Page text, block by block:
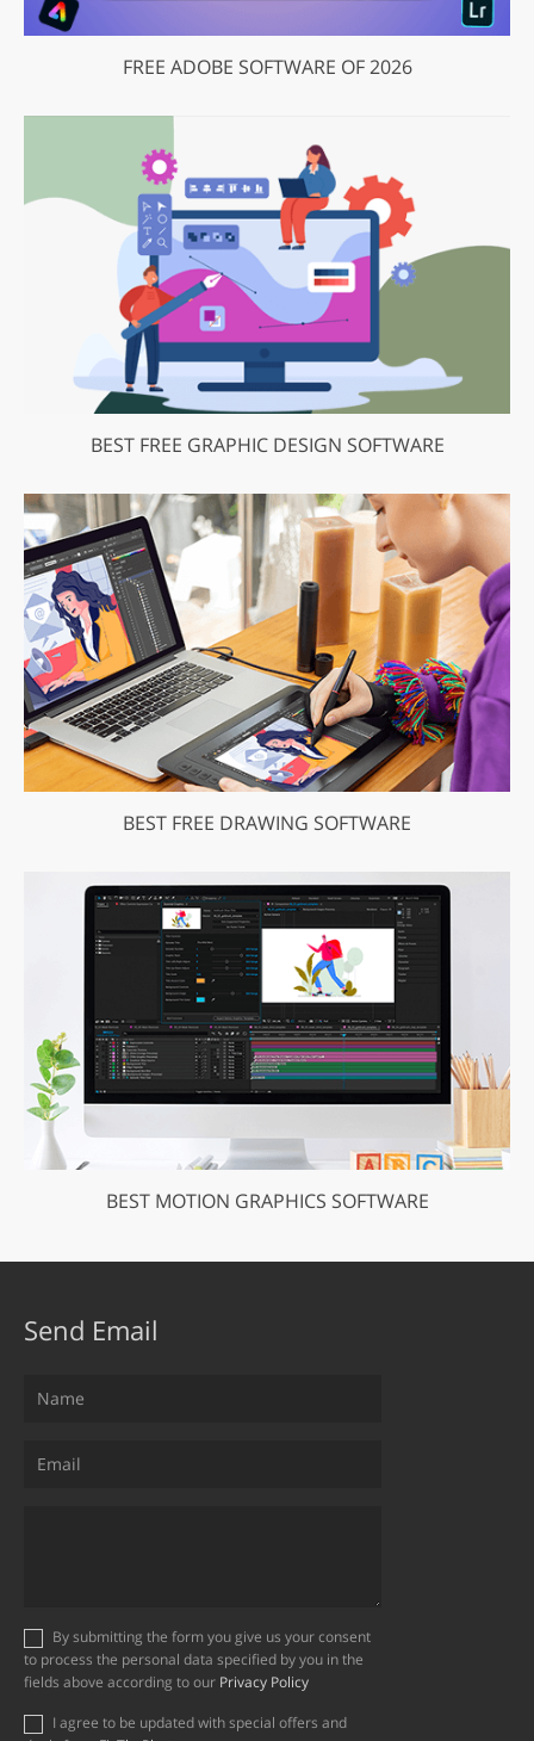
FREE ADOBE SOFTWARE OF 2026
BEST FREE GRAPHIC DESIGN SOFTWARE
BEST FREE DRAWING SOFTWARE
BEST MOTION GRAPHICS SOFTWARE
Send Email
to process the personal data specified by you in the
fields above according to our Privacy Policy